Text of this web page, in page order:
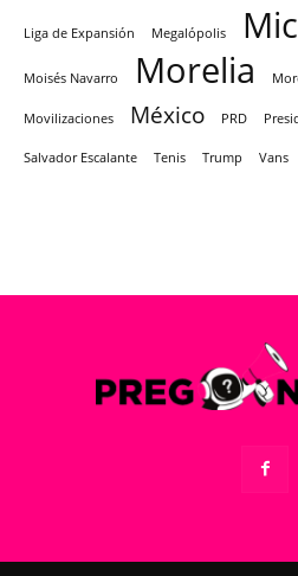
Liga de Expansión Megalópolis
Moisés Navarro Morelia
Movilizaciones México PRD
Salvador Escalante Tenis Trump Vans